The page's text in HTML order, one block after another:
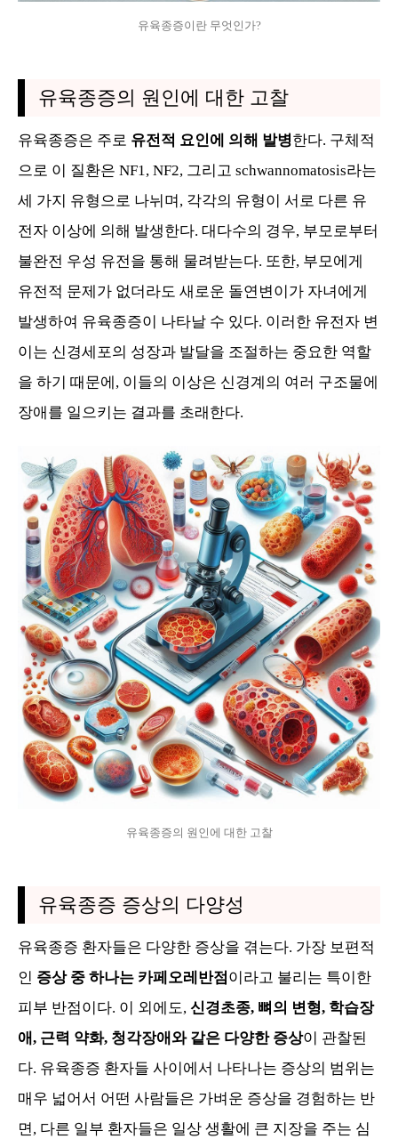
유육종증이란 무엇인가?
유육종증의 원인에 대한 고찰
유육종증은 주로 유전적 요인에 의해 발병한다. 구체적
으로 이 질환은 NF1, NF2, 그리고 schwannomatosis라는
세 가지 유형으로 나뉘며, 각각의 유형이 서로 다른 유
전자 이상에 의해 발생한다. 대다수의 경우, 부모로부터
불완전 우성 유전을 통해 물려받는다. 또한, 부모에게
유전적 문제가 없더라도 새로운 돌연변이가 자녀에게
발생하여 유육종증이 나타날 수 있다. 이러한 유전자 변
이는 신경세포의 성장과 발달을 조절하는 중요한 역할
을 하기 때문에, 이들의 이상은 신경계의 여러 구조물에
장애를 일으키는 결과를 초래한다.
유육종증의 원인에 대한 고찰
유육종증 증상의 다양성
유육종증 환자들은 다양한 증상을 겪는다. 가장 보편적
인 증상 중 하나는 카페오레반점이라고 불리는 특이한
피부 반점이다. 이 외에도, 신경초종, 뼈의 변형, 학습장
애, 근력 약화, 청각장애와 같은 다양한 증상이 관찰된
다. 유육종증 환자들 사이에서 나타나는 증상의 범위는
매우 넓어서 어떤 사람들은 가벼운 증상을 경험하는 반
면, 다른 일부 환자들은 일상 생활에 큰 지장을 주는 심